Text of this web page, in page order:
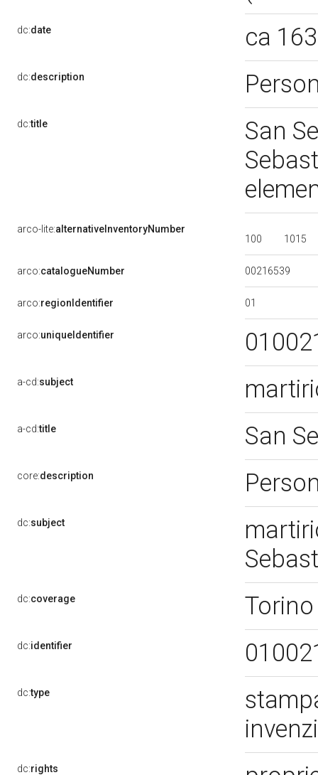
dc:date ca
dc:description
dc:title
San
arco-lite:alternativeInventoryNumber
100
1015
arco:catalogueNumber 00216539
arco:regionIdentifier 01
arco:uniqueIdentifier
a-cd:subject
a-cd:title San
core:description
dc:subject
dc:coverage
dc:identifier
dc:type
dc:rights